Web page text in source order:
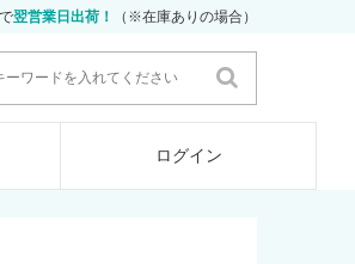
翌営業日出荷！ （※在庫ありの場合）
ログイン